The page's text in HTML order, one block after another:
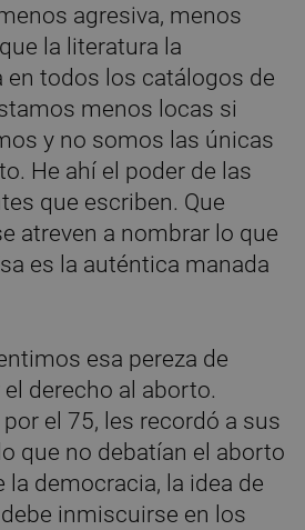
agresiva, menos
la literatura la
en todos los catálogos de
menos locas si
y no somos las únicas
He ahí el poder de las
que escriben. Que
atreven a nombrar lo que
es la auténtica manada
esa pereza de
derecho al aborto.
por el 75, les recordó a sus
que no debatían el aborto
la democracia, la idea de
inmiscuirse en los